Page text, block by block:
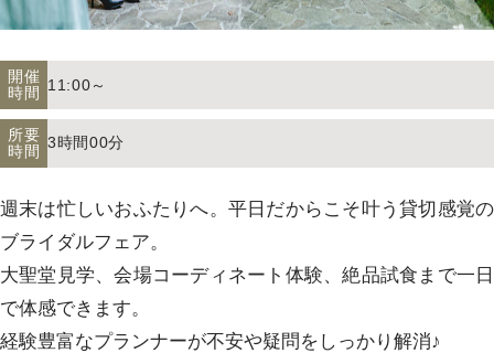
よくあるご質問
TEL.011-633-1111
平日 11:00-19:00、土日祝 10:00-19:00
開催
時間
11:00～
所要
時間
3時間00分
週末は忙しいおふたりへ。平日だからこそ叶う貸切感覚の
ブライダルフェア。
大聖堂見学、会場コーディネート体験、絶品試食まで一日
で体感できます。
経験豊富なプランナーが不安や疑問をしっかり解消♪